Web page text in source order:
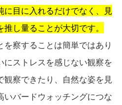
に目に入れるだけでなく、見
し量ることが大切です。
察することは簡単ではあり
にストレスを感じない観察を
観察できたり、自然な姿を見
いバードウォッチングにつな